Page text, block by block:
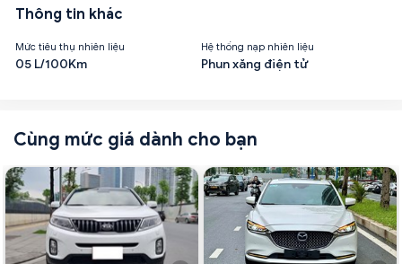
Thông tin khác
Mức tiêu thụ nhiên liệu
05 L/100Km
Hệ thống nạp nhiên liệu
Phun xăng điện tử
Cùng mức giá dành cho bạn